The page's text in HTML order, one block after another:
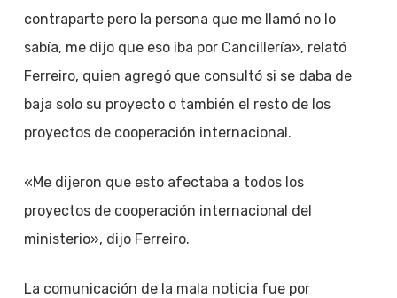
contraparte pero la persona que me llamó no lo
sabía, me dijo que eso iba por Cancillería», relató
Ferreiro, quien agregó que consultó si se daba de
baja solo su proyecto o también el resto de los
proyectos de cooperación internacional.
«Me dijeron que esto afectaba a todos los
proyectos de cooperación internacional del
ministerio», dijo Ferreiro.
La comunicación de la mala noticia fue por